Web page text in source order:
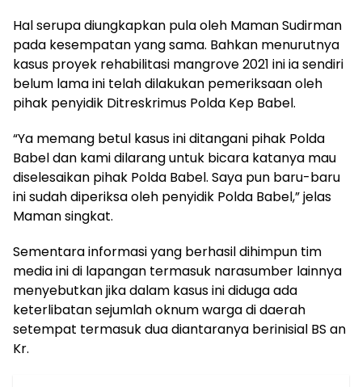
Hal serupa diungkapkan pula oleh Maman Sudirman
pada kesempatan yang sama. Bahkan menurutnya
kasus proyek rehabilitasi mangrove 2021 ini ia sendiri
belum lama ini telah dilakukan pemeriksaan oleh
pihak penyidik Ditreskrimus Polda Kep Babel.
“Ya memang betul kasus ini ditangani pihak Polda
Babel dan kami dilarang untuk bicara katanya mau
diselesaikan pihak Polda Babel. Saya pun baru-baru
ini sudah diperiksa oleh penyidik Polda Babel,” jelas
Maman singkat.
Sementara informasi yang berhasil dihimpun tim
media ini di lapangan termasuk narasumber lainnya
menyebutkan jika dalam kasus ini diduga ada
keterlibatan sejumlah oknum warga di daerah
setempat termasuk dua diantaranya berinisial BS an
Kr.